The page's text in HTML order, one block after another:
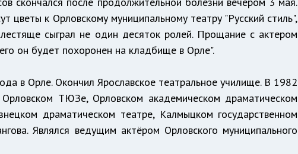
цветы к Орловскому муниципальному театру "Русский стиль",
сыграл не один десяток ролей. Прощание с актером
он будет похоронен на кладбище в Орле".
в Орле. Окончил Ярославское театральное училище. В 1982
ТЮЗе, Орловском академическом драматическом
драматическом театре, Калмыцком государственном
Являлся ведущим актёром Орловского муниципального